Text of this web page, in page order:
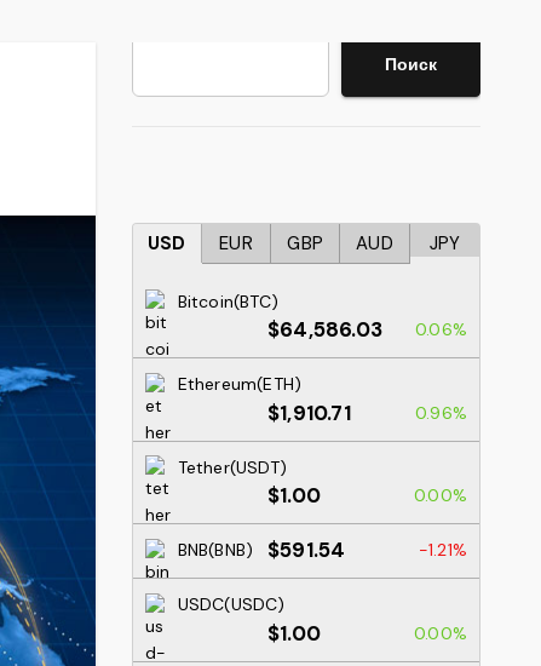
Поиск
USD EUR GBP AUD JPY
Bitcoin(BTC)
$64,586.03 0.06%
Ethereum(ETH)
$1,910.71 0.96%
Tether(USDT)
$1.00 0.00%
BNB(BNB) $591.54 -1.21%
USDC(USDC)
$1.00 0.00%